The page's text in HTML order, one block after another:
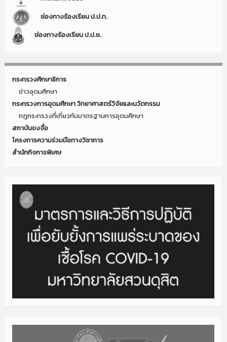
ช่องทางร้องเรียน ป.ป.ท.
ช่องทางร้องเรียน ป.ป.ช.
กระทรวงศึกษาธิการ
ข่าวอุดมศึกษา
กระทรวงการอุดมศึกษา วิทยาศาสตร์วิจัยและนวัตกรรม
กฎกระทรวงที่เกี่ยวกับมาตรฐานการอุดมศึกษา
สถาบันขงจื่อ
โครงการความร่วมมือทางวิชาการ
สำนักกิจการพิเศษ